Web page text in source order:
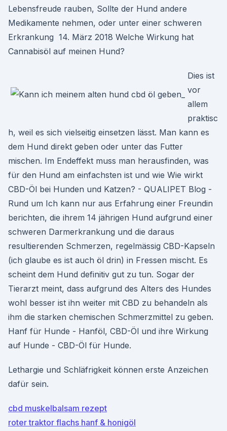
Lebensfreude rauben, Sollte der Hund andere
Medikamente nehmen, oder unter einer schweren
Erkrankung 14. März 2018 Welche Wirkung hat
Cannabisöl auf meinen Hund?
Dies ist
vor
allem
praktisc
h, weil es sich vielseitig einsetzen lässt. Man kann es
dem Hund direkt geben oder unter das Futter
mischen. Im Endeffekt muss man herausfinden, was
für den Hund am einfachsten ist und wie Wie wirkt
CBD-Öl bei Hunden und Katzen? - QUALIPET Blog -
Rund um Ich kann nur aus Erfahrung einer Freundin
berichten, die ihrem 14 jährigen Hund aufgrund einer
schweren Darmerkrankung und die daraus
resultierenden Schmerzen, regelmässig CBD-Kapseln
(ich glaube es ist auch öl drin) in Fressen mischt. Es
scheint dem Hund definitiv gut zu tun. Sogar der
Tierarzt meint, dass aufgrund des Alters des Hundes
wohl besser ist ihn weiter mit CBD zu behandeln als
ihm die starken chemischen Schmerzmittel zu geben.
Hanf für Hunde - Hanföl, CBD-Öl und ihre Wirkung
auf Hunde - CBD-Öl für Hunde.
Lethargie und Schläfrigkeit können erste Anzeichen
dafür sein.
cbd muskelbalsam rezept
roter traktor flachs hanf & honigöl